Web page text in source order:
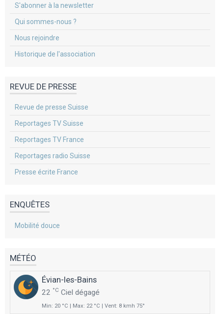
S'abonner à la newsletter
Qui sommes-nous ?
Nous rejoindre
Historique de l'association
REVUE DE PRESSE
Revue de presse Suisse
Reportages TV Suisse
Reportages TV France
Reportages radio Suisse
Presse écrite France
ENQUÊTES
Mobilité douce
MÉTÉO
Évian-les-Bains
22 °C Ciel dégagé
Min: 20 °C | Max: 22 °C | Vent: 8 kmh 75°